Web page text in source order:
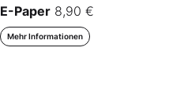
E-Paper 8,90 €
Mehr Informationen